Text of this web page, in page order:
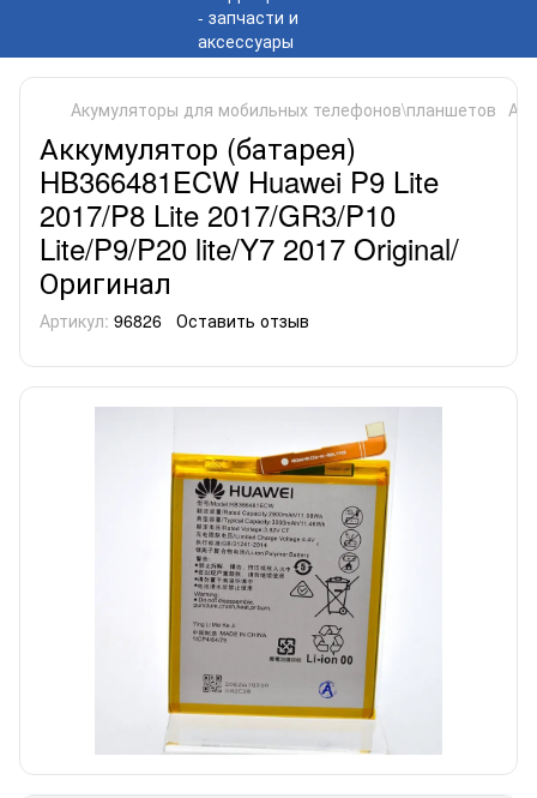
Акумуляторы для мобильных телефонов\планшетов
Аккумулятор (батарея)
HB366481ECW Huawei P9 Lite
2017/P8 Lite 2017/GR3/P10
Lite/P9/P20 lite/Y7 2017 Original/
Оригинал
Артикул: 96826 Оставить отзыв